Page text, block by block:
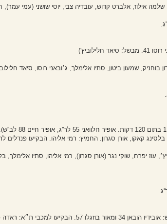
שלמה אילוז, אלברט קדוש, עובדיה צבי, יוסי שושני (עמי עמר),
חלילוביץ')
שמעון ביטון, סתיו אלימלך, ג׳ובאני רוסו, סיאד
בלסינג קאקו, אורן סגרון. החמיץ: רמי אליהו. הבקיעו
עוז יפרח, שוקי נגר (אורן סגרון), רמי אליהו, סתיו אלימלך,